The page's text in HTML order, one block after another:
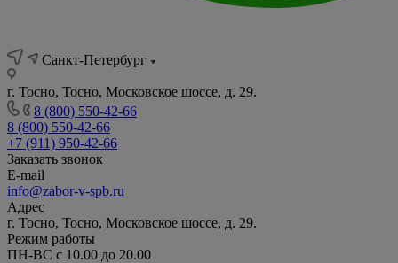
Санкт-Петербург
г. Тосно, Тосно, Московское шоссе, д. 29.
8 (800) 550-42-66
8 (800) 550-42-66
+7 (911) 950-42-66
Заказать звонок
E-mail
info@zabor-v-spb.ru
Адрес
г. Тосно, Тосно, Московское шоссе, д. 29.
Режим работы
ПН-ВС с 10.00 до 20.00